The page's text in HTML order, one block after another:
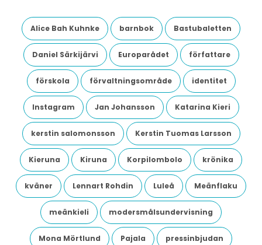
Alice Bah Kuhnke barnbok Bastubaletten
Daniel Särkijärvi Europarådet författare
förskola förvaltningsområde identitet
Instagram Jan Johansson Katarina Kieri
kerstin salomonsson Kerstin Tuomas Larsson
Kieruna Kiruna Korpilombolo krönika
kväner Lennart Rohdin Luleå Meänflaku
meänkieli modersmålsundervisning
Mona Mörtlund Pajala pressinbjudan